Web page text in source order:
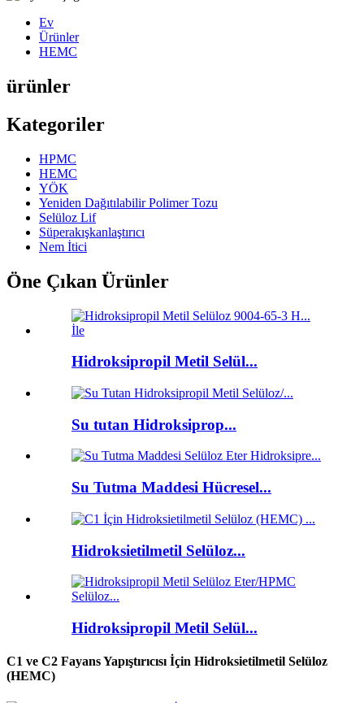
Ev
Ürünler
HEMC
ürünler
Kategoriler
HPMC
HEMC
YÖK
Yeniden Dağıtılabilir Polimer Tozu
Selüloz Lif
Süperakışkanlaştırıcı
Nem İtici
Öne Çıkan Ürünler
Hidroksipropil Metil Selül...
Su tutan Hidroksiprop...
Su Tutma Maddesi Hücresel...
Hidroksietilmetil Selüloz...
Hidroksipropil Metil Selül...
C1 ve C2 Fayans Yapıştırıcısı İçin Hidroksietilmetil Selüloz
(HEMC)